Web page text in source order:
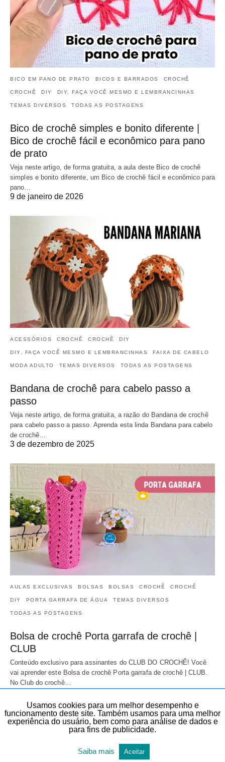
BICO EM PANO DE PRATO BICOS E BARRADOS CROCHÊ
CROCHÊ DIY DIY, FAÇA VOCÊ MESMO E LEMBRANCINHAS
TEMAS DIVERSOS TODAS AS POSTAGENS
Bico de crochê simples e bonito diferente |
Bico de crochê fácil e econômico para pano
de prato
Veja neste artigo, de forma gratuita, a aula deste Bico de crochê
simples e bonito diferente, um Bico de crochê fácil e econômico para
pano…
9 de janeiro de 2026
ACESSÓRIOS CROCHÊ CROCHÊ DIY
DIY, FAÇA VOCÊ MESMO E LEMBRANCINHAS FAIXA DE CABELO
MODA ADULTO TEMAS DIVERSOS TODAS AS POSTAGENS
Bandana de crochê para cabelo passo a
passo
Veja neste artigo, de forma gratuita, a razão do Bandana de crochê
para cabelo passo a passo. Aprenda esta linda Bandana para cabelo
de crochê…
3 de dezembro de 2025
AULAS EXCLUSIVAS BOLSAS BOLSAS CROCHÊ CROCHÊ
DIY PORTA GARRAFA DE ÁGUA TEMAS DIVERSOS
TODAS AS POSTAGENS
Bolsa de crochê Porta garrafa de crochê |
CLUB
Conteúdo exclusivo para assinantes do CLUB DO CROCHÊ! Você
vai aprender este Bolsa de crochê Porta garrafa de crochê | CLUB.
No Club do crochê…
1 de dezembro de 2025
Usamos cookies para um melhor desempenho e
funcionamento deste site. Também usamos para uma melhor
experiência do usuário, bem como para análise de dados e
para fins de publicidade.
Saiba mais Aceitar